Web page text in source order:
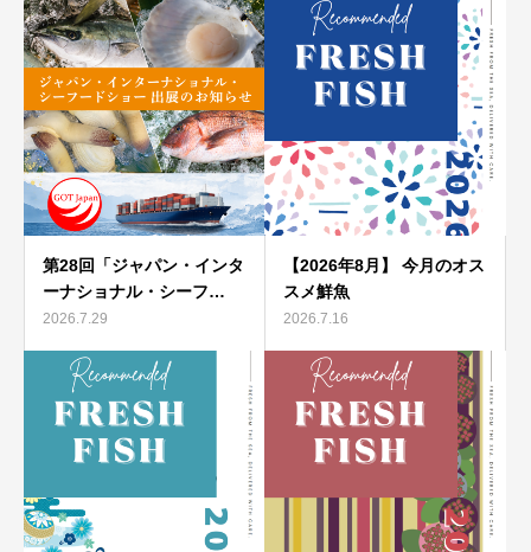
第28回「ジャパン・インタ
ーナショナル・シーフ…
2026.7.29
【2026年8月】 今月のオス
スメ鮮魚
2026.7.16